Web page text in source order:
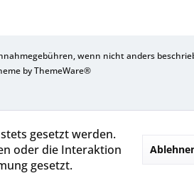
wenn nicht anders
byThemeWare®
gesetzt werden.
oder die Interaktion
gesetzt.